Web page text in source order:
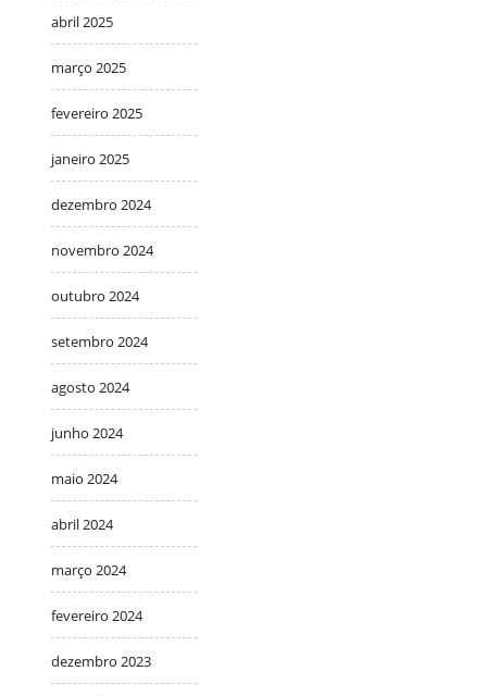
abril 2025
março 2025
fevereiro 2025
janeiro 2025
dezembro 2024
novembro 2024
outubro 2024
setembro 2024
agosto 2024
junho 2024
maio 2024
abril 2024
março 2024
fevereiro 2024
dezembro 2023